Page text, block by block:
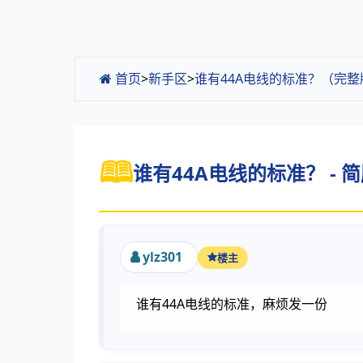
首页>新手区>谁有44A电线的标准？（完整
谁有44A电线的标准？ -
ylz301 楼主
谁有44A电线的标准，麻烦发一份